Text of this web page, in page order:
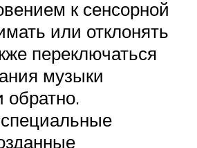
к сенсорной
или отклонять
переключаться
музыки
обратно.